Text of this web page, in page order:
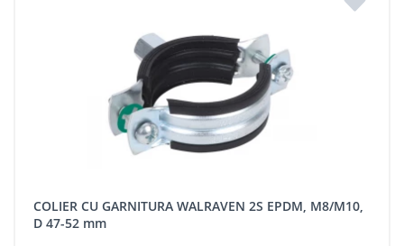
COLIER CU GARNITURA WALRAVEN 2S EPDM, M8/M10,
D 47-52 mm